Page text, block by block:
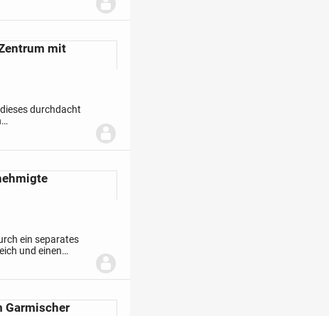
mit
durchdacht
West-
ein separates
und einen
Blick auf die
Garmischer